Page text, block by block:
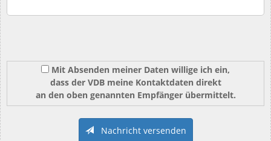
Mit Absenden meiner Daten willige ich ein,
dass der VDB meine Kontaktdaten direkt
an den oben genannten Empfänger übermittelt.
Nachricht versenden